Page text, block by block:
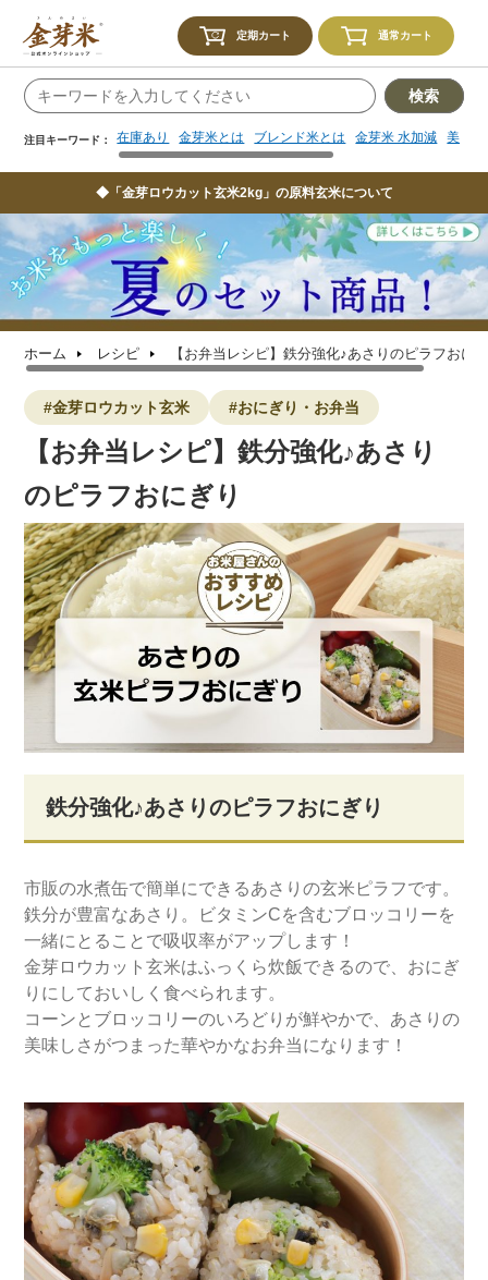
定期カート 通常カート
検索
注目キーワード： 在庫あり 金芽米とは ブレンド米とは 金芽米 水加減 美味
◆「金芽ロウカット玄米2kg」の原料玄米について
ホーム レシピ 【お弁当レシピ】鉄分強化♪あさりのピラフおに
#金芽ロウカット玄米 #おにぎり・お弁当
【お弁当レシピ】鉄分強化♪あさり
のピラフおにぎり
鉄分強化♪あさりのピラフおにぎり
市販の水煮缶で簡単にできるあさりの玄米ピラフです。
鉄分が豊富なあさり。ビタミンCを含むブロッコリーを
一緒にとることで吸収率がアップします！
金芽ロウカット玄米はふっくら炊飯できるので、おにぎ
りにしておいしく食べられます。
コーンとブロッコリーのいろどりが鮮やかで、あさりの
美味しさがつまった華やかなお弁当になります！